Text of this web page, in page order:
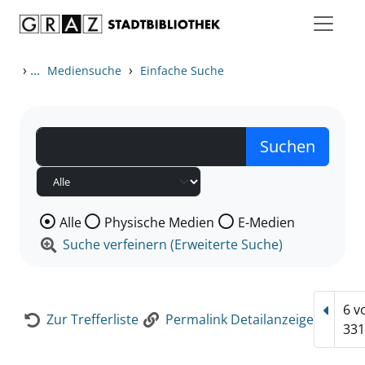
› ... Mediensuche › Einfache Suche
Wählen Sie die Medienart nach der Sie suchen wollen.
Alle Physische Medien
E-Medien
Suche verfeinern (Erweiterte Suche)
Zur Trefferliste Permalink Detailanzeige
6